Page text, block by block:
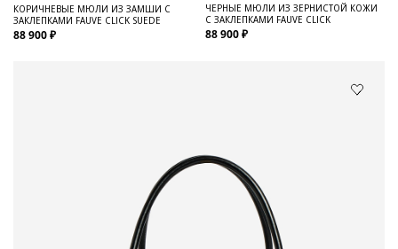
КОРИЧНЕВЫЕ МЮЛИ ИЗ ЗАМШИ С
ЗАКЛЕПКАМИ FAUVE CLICK SUEDE
88 900 ₽
ЧЕРНЫЕ МЮЛИ ИЗ ЗЕРНИСТОЙ КОЖИ
С ЗАКЛЕПКАМИ FAUVE CLICK
88 900 ₽